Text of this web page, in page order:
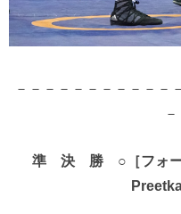
－－－－－－－－－－－
準 決 勝 ○［フォー